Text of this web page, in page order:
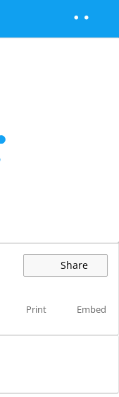
Share
Print Embed